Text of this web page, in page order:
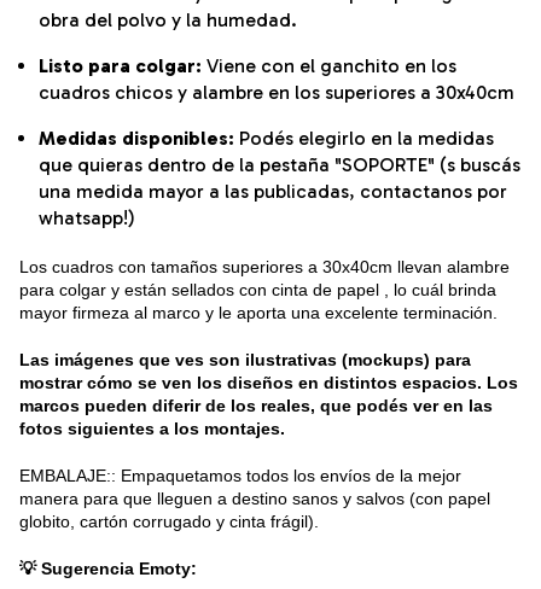
obra del polvo y la humedad.
Listo para colgar: Viene con el ganchito en los
cuadros chicos y alambre en los superiores a 30x40cm
Medidas disponibles: Podés elegirlo en la medidas
que quieras dentro de la pestaña "SOPORTE" (s buscás
una medida mayor a las publicadas, contactanos por
whatsapp!)
Los cuadros con tamaños superiores a 30x40cm llevan alambre
para colgar y están sellados con cinta de papel , lo cuál brinda
mayor firmeza al marco y le aporta una excelente terminación.
Las imágenes que ves son ilustrativas (mockups) para
mostrar cómo se ven los diseños en distintos espacios. Los
marcos pueden diferir de los reales, que podés ver en las
fotos siguientes a los montajes.
EMBALAJE:: Empaquetamos todos los envíos de la mejor
manera para que lleguen a destino sanos y salvos (con papel
globito, cartón corrugado y cinta frágil).
💡 Sugerencia Emoty: